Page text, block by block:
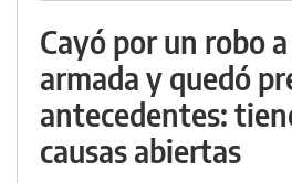
Cayó por un robo
armada y quedó
antecedentes:
causas abiertas